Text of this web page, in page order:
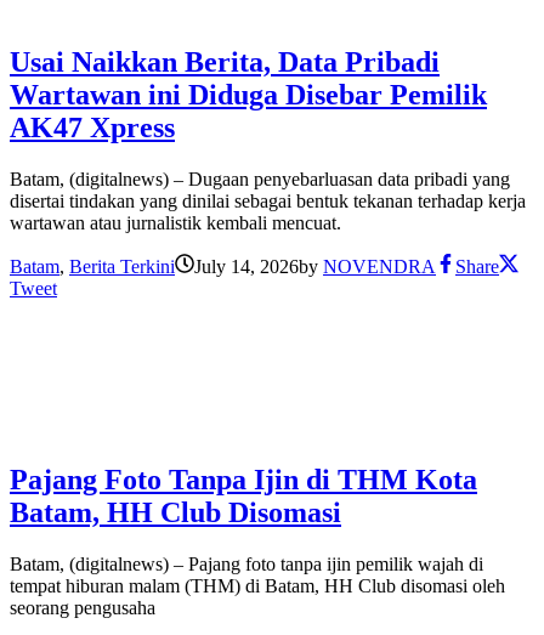
Usai Naikkan Berita, Data Pribadi
Wartawan ini Diduga Disebar Pemilik
AK47 Xpress
Batam, (digitalnews) – Dugaan penyebarluasan data pribadi yang
disertai tindakan yang dinilai sebagai bentuk tekanan terhadap kerja
wartawan atau jurnalistik kembali mencuat.
Batam, Berita Terkini July 14, 2026by NOVENDRA
Share
Tweet
Pajang Foto Tanpa Ijin di THM Kota
Batam, HH Club Disomasi
Batam, (digitalnews) – Pajang foto tanpa ijin pemilik wajah di
tempat hiburan malam (THM) di Batam, HH Club disomasi oleh
seorang pengusaha